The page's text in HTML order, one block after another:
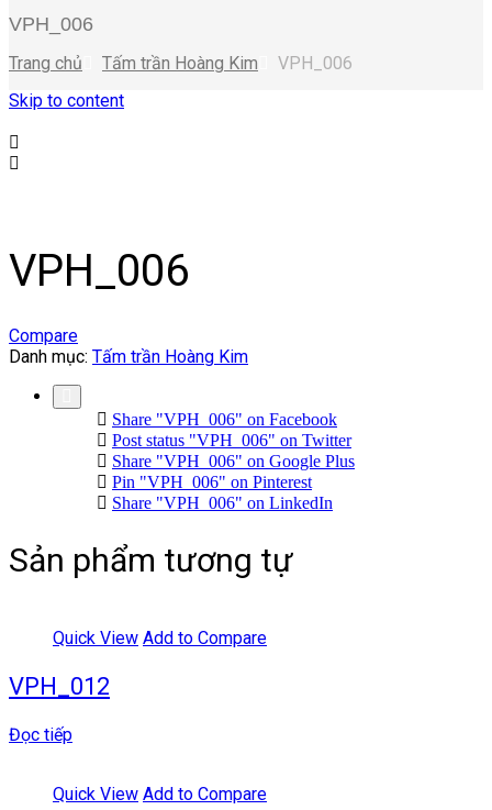
VPH_006
Trang chủ Tấm trần Hoàng Kim
VPH_006
Skip to content
VPH_006
Compare
Danh mục: Tấm trần Hoàng Kim
Share "VPH_006" on Facebook
Post status "VPH_006" on Twitter
Share "VPH_006" on Google Plus
Pin "VPH_006" on Pinterest
Share "VPH_006" on LinkedIn
Sản phẩm tương tự
Quick View Add to Compare
VPH_012
Đọc tiếp
Quick View Add to Compare